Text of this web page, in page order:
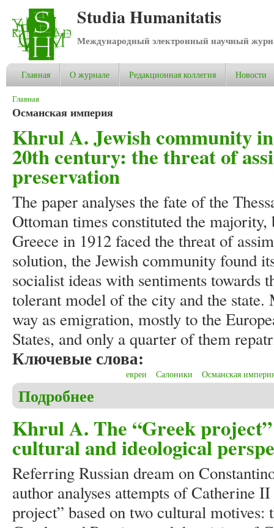
Studia Humanitatis
Международный электронный научный
Главная О журнале Редакционная коллегия Новости
Вы здесь
Главная
Османская империя
Khrul A. Jewish community
20th century: the threat of
preservation
The paper analyses the fate of the
Ottoman times constituted the
Greece in 1912 faced the threat of
solution, the Jewish community found
socialist ideas with sentiments towards
tolerant model of the city and the state.
way as emigration, mostly to the
States, and only a quarter of them
Ключевые слова:
евреи Салоники Османская
Подробнее
Khrul A. The “Greek
cultural and ideological
Referring Russian dream on
author analyses attempts of Catherine
project” based on two cultural motives: